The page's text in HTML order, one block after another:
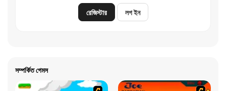
রেজিস্টার লগ ইন
সম্পর্কিত গেমস